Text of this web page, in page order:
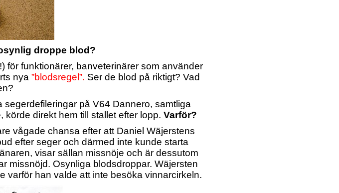
droppe blod?
för funktionärer, banveterinärer som använder
nya ”blodsregel”. Ser de blod på riktigt? Vad
segerdefileringar på V64 Dannero, samtliga
körde direkt hem till stallet efter lopp. Varför?
vågade chansa efter att Daniel Wäjerstens
efter seger och därmed inte kunde starta
visar sällan missnöje och är dessutom
missnöjd. Osynliga blodsdroppar. Wäjersten
varför han valde att inte besöka vinnarcirkeln.